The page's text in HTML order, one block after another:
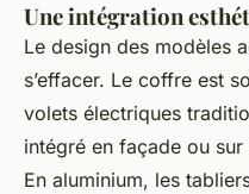
Une intégration
Le design des modèles
s’effacer. Le coffre est
volets électriques
intégré en façade ou
En aluminium, les